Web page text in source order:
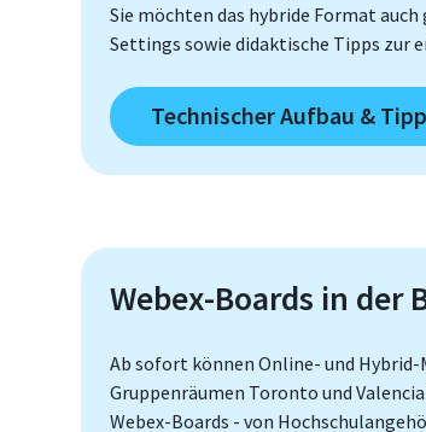
Sie möchten das hybride Format
Settings sowie didaktische Tipps zur
Technischer Aufbau &
Webex-Boards in
Ab sofort können Online- und
Gruppenräumen Toronto und
Webex-Boards - von